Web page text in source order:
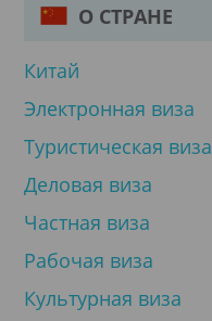
О СТРАНЕ
Китай
Электронная виза
Туристическая виза
Деловая виза
Частная виза
Рабочая виза
Культурная виза